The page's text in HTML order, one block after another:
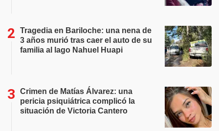
Tragedia en Bariloche: una nena de
3 años murió tras caer el auto de su
familia al lago Nahuel Huapi
Crimen de Matías Álvarez: una
pericia psiquiátrica complicó la
situación de Victoria Cantero